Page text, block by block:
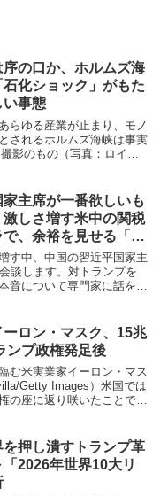
序の口か、ホルムズ海
化ショック」がもた
い事態
らゆる産業が止まり、モノ
されるホルムズ海峡は事実
影のもの（写真：ロイタ
家主席が一番欲しいも
しさ増す米中の関税
、余裕を見せる「中
す中、中国の習近平国家主
談します。対トランプを
音について専門家に話を聞
ロン・マスク、15兆
ンプ政権発足後
む米実業家イーロン・マス
Getty Images）米国では
の座に返り咲いたことで、
押し潰すトランプ革
2026年世界10大リ